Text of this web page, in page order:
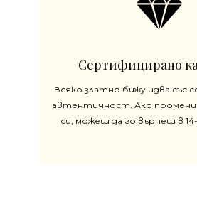
Сертифицирано
Всяко златно бижу идва със
автентичност. Ако
си, можеш да го върнеш в